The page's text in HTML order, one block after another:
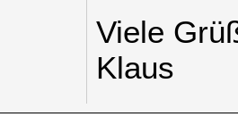
Viele
Klaus